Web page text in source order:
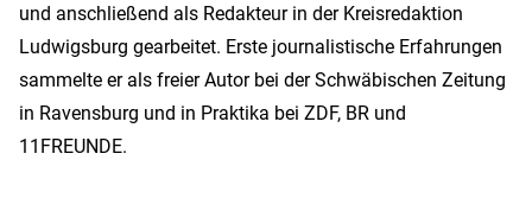
und anschließend als Redakteur in der Kreisredaktion
Ludwigsburg gearbeitet. Erste journalistische Erfahrungen
sammelte er als freier Autor bei der Schwäbischen Zeitung
in Ravensburg und in Praktika bei ZDF, BR und
11FREUNDE.